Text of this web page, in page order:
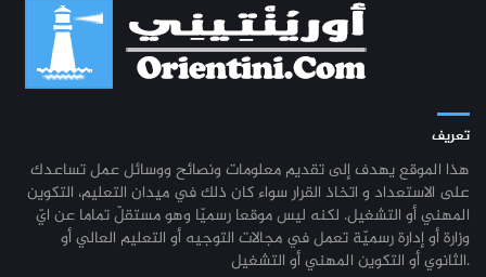
تعريف
هذا الموقع يهدف إلى تقديم معلومات ونصائح ووسائل عمل تساعدك
على الاستعداد و اتخاذ القرار سواء كان ذلك في ميدان التعليم، التكوين
المهني أو التشغيل. لكنه ليس موقعا رسميّا وهو مستقلّ تماما عن ايّ
وزارة أو إدارة رسميّة تعمل في مجالات التوجيه أو التعليم العالي أو
الثانوي أو التكوين المهني أو التشغيل.